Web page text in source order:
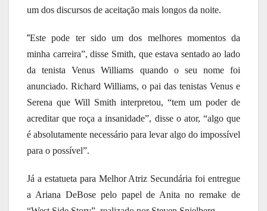
um dos discursos de aceitação mais longos da noite.
“Este pode ter sido um dos melhores momentos da
minha carreira”, disse Smith, que estava sentado ao lado
da tenista Venus Williams quando o seu nome foi
anunciado. Richard Williams, o pai das tenistas Venus e
Serena que Will Smith interpretou, “tem um poder de
acreditar que roça a insanidade”, disse o ator, “algo que
é absolutamente necessário para levar algo do impossível
para o possível”.
Já a estatueta para Melhor Atriz Secundária foi entregue
a Ariana DeBose pelo papel de Anita no remake de